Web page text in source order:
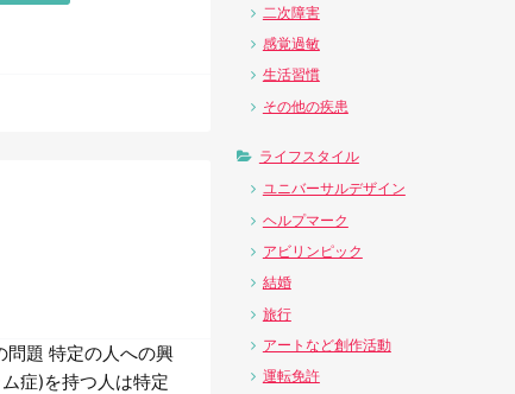
問題 特定の人への興
症)を持つ人は特定
二次障害
感覚過敏
生活習慣
その他の疾患
ライフスタイル
ユニバーサルデザイン
ヘルプマーク
アビリンピック
結婚
旅行
アートなど創作活動
運転免許